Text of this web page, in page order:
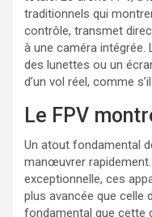
traditionnels qui
contrôle, transmet
à une caméra intégrée.
des lunettes ou un
d’un vol réel, comme
Le FPV
Un atout fondamental
manœuvrer
exceptionnelle, ces
plus avancée que celle
fondamental que cette